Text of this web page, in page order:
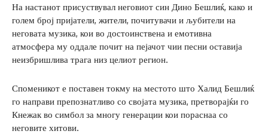
На настанот присуствувал неговиот син Дино Бешлиќ, како и
голем број пријатели, жители, почитувачи и љубители на
неговата музика, кои во достоинствена и емотивна
атмосфера му оддале почит на пејачот чии песни оставија
неизбришлива трага низ целиот регион.
Споменикот е поставен токму на местото што Халид Бешлиќ
го направи препознатливо со својата музика, претворајќи го
Кнежак во симбол за многу генерации кои пораснаа со
неговите хитови.